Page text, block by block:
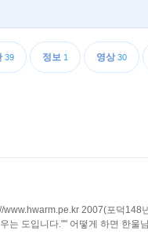
39 정보 1 영상 30
2007(포덕
는 도입니다."" 어떻게 하면 한